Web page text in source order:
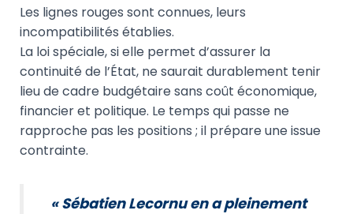
Les lignes rouges sont connues, leurs
incompatibilités établies.
La loi spéciale, si elle permet d’assurer la
continuité de l’État, ne saurait durablement tenir
lieu de cadre budgétaire sans coût économique,
financier et politique. Le temps qui passe ne
rapproche pas les positions ; il prépare une issue
contrainte.
« Sébatien Lecornu en a pleinement